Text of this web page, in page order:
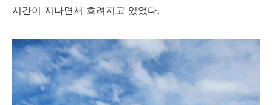
시간이 지나면서 흐려지고 있었다.